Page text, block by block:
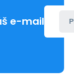
e-mail